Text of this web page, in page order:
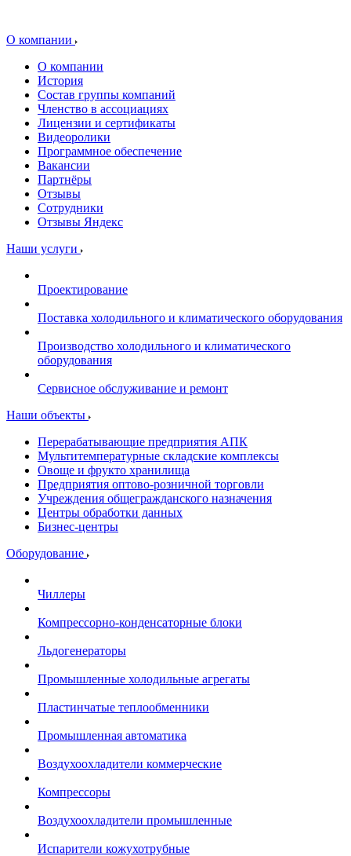
О компании
О компании
История
Состав группы компаний
Членство в ассоциациях
Лицензии и сертификаты
Видеоролики
Программное обеспечение
Вакансии
Партнёры
Отзывы
Сотрудники
Отзывы Яндекс
Наши услуги
Проектирование
Поставка холодильного и климатического оборудования
Производство холодильного и климатического
оборудования
Сервисное обслуживание и ремонт
Наши объекты
Перерабатывающие предприятия АПК
Мультитемпературные складские комплексы
Овоще и фрукто хранилища
Предприятия оптово-розничной торговли
Учреждения общегражданского назначения
Центры обработки данных
Бизнес-центры
Оборудование
Чиллеры
Компрессорно-конденсаторные блоки
Льдогенераторы
Промышленные холодильные агрегаты
Пластинчатые теплообменники
Промышленная автоматика
Воздухоохладители коммерческие
Компрессоры
Воздухоохладители промышленные
Испарители кожухотрубные